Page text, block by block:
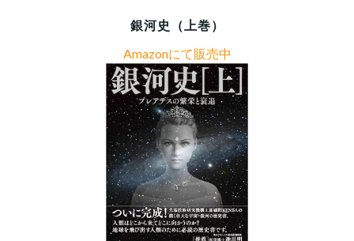
銀河史（上巻）
Amazonにて販売中